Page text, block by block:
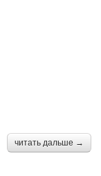
читать дальше →